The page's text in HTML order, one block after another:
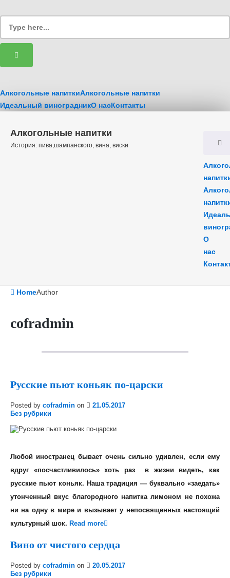
Алкогольные напиткиАлкогольные напитки
Идеальный виноградникО насКонтакты
Алкогольные напитки
История: пива,шампанского, вина, виски
О
нас
HomeAuthor
cofradmin
Русские пьют коньяк по-царски
Posted by cofradmin on
21.05.2017
Без рубрики
Любой иностранец бывает очень сильно удивлен, если ему
вдруг «посчастливилось» хоть раз в жизни видеть, как
русские пьют коньяк. Наша традиция — буквально «заедать»
утонченный вкус благородного напитка лимоном не похожа
ни на одну в мире и вызывает у непосвященных настоящий
культурный шок. Read more
Вино от чистого сердца
Posted by cofradmin on
20.05.2017
Без рубрики